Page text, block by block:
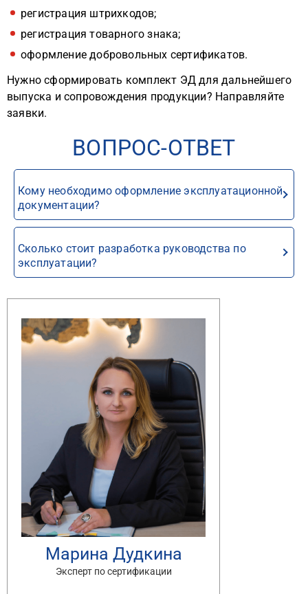
регистрация штрихкодов;
регистрация товарного знака;
оформление добровольных сертификатов.
Нужно сформировать комплект ЭД для дальнейшего
выпуска и сопровождения продукции? Направляйте
заявки.
ВОПРОС-ОТВЕТ
Кому необходимо оформление эксплуатационной
документации?
Сколько стоит разработка руководства по
эксплуатации?
Марина Дудкина
Эксперт по сертификации